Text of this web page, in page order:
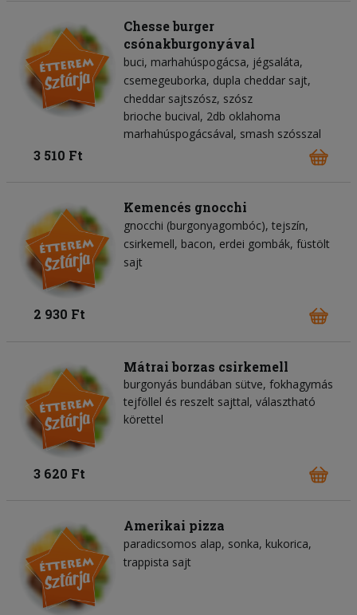
Chesse burger
csónakburgonyával
buci marhahúspogácsa jégsaláta
csemegeuborka dupla cheddar sajt
cheddar sajtszósz szósz
brioche bucival, 2db oklahoma
marhahúspogácsával, smash szósszal
3 510 Ft
Kemencés gnocchi
gnocchi (burgonyagombóc) tejszín
csirkemell bacon erdei gombák füstölt
sajt
2 930 Ft
Mátrai borzas csirkemell
burgonyás bundában sütve, fokhagymás
tejföllel és reszelt sajttal, választható
körettel
3 620 Ft
Amerikai pizza
paradicsomos alap sonka kukorica
trappista sajt